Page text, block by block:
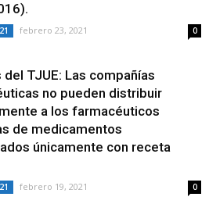
febrero 23, 2021 0
del TJUE: Las compañías
no pueden distribuir
a los farmacéuticos
de medicamentos
únicamente con receta
febrero 19, 2021 0